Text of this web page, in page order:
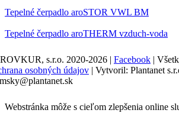
Tepelné čerpadlo aroSTOR VWL BM
Tepelné čerpadlo aroTHERM vzduch-voda
s.r.o. 2020-2026 | Facebook |
osobných údajov | Vytvoril: Plantanet
Webstránka môže s cieľom zlepšenia online